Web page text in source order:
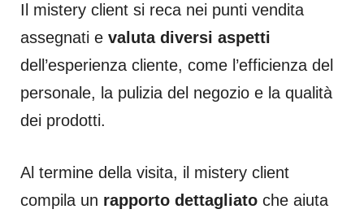
Il mistery client si reca nei punti vendita
assegnati e valuta diversi aspetti
dell’esperienza cliente, come l’efficienza del
personale, la pulizia del negozio e la qualità
dei prodotti.
Al termine della visita, il mistery client
compila un rapporto dettagliato che aiuta